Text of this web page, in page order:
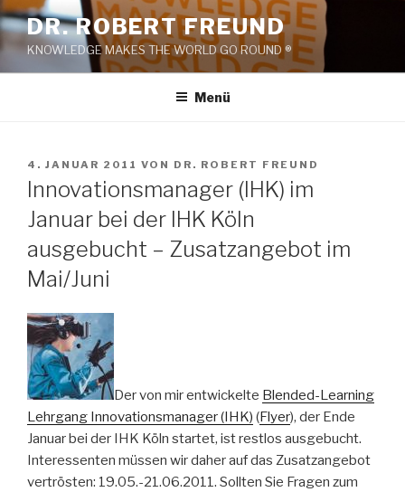
Zum
Inhalt
springen
DR. ROBERT FREUND
KNOWLEDGE MAKES THE WORLD GO ROUND ®
Menü
VERÖFFENTLICHT
AM
4. JANUAR 2011 VON DR. ROBERT FREUND
Innovationsmanager (IHK) im
Januar bei der IHK Köln
ausgebucht – Zusatzangebot im
Mai/Juni
Der von mir entwickelte Blended-Learning
Lehrgang Innovationsmanager (IHK) (Flyer), der Ende
Januar bei der IHK Köln startet, ist restlos ausgebucht.
Interessenten müssen wir daher auf das Zusatzangebot
vertrösten: 19.05.-21.06.2011. Sollten Sie Fragen zum